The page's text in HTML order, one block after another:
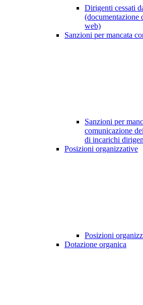
Dirigenti cessati
(documentazione
web)
Sanzioni per mancata
Sanzioni per
comunicazione
di incarichi
Posizioni organizzative
Posizioni
Dotazione organica